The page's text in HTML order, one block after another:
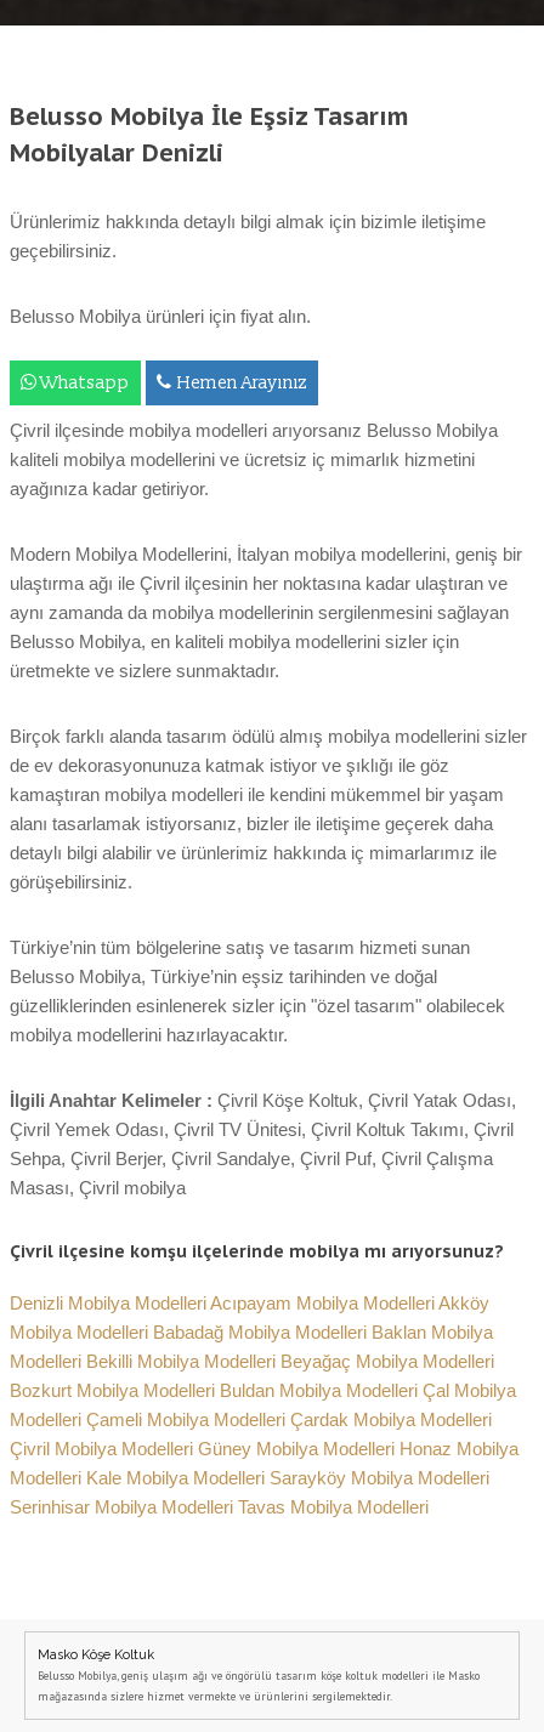
Belusso Mobilya İle Eşsiz Tasarım
Mobilyalar Denizli
Ürünlerimiz hakkında detaylı bilgi almak için bizimle iletişime
geçebilirsiniz.
Belusso Mobilya ürünleri için fiyat alın.
Whatsapp Hemen Arayınız
Çivril ilçesinde mobilya modelleri arıyorsanız Belusso Mobilya
kaliteli mobilya modellerini ve ücretsiz iç mimarlık hizmetini
ayağınıza kadar getiriyor.
Modern Mobilya Modellerini, İtalyan mobilya modellerini, geniş bir
ulaştırma ağı ile Çivril ilçesinin her noktasına kadar ulaştıran ve
aynı zamanda da mobilya modellerinin sergilenmesini sağlayan
Belusso Mobilya, en kaliteli mobilya modellerini sizler için
üretmekte ve sizlere sunmaktadır.
Birçok farklı alanda tasarım ödülü almış mobilya modellerini sizler
de ev dekorasyonunuza katmak istiyor ve şıklığı ile göz
kamaştıran mobilya modelleri ile kendini mükemmel bir yaşam
alanı tasarlamak istiyorsanız, bizler ile iletişime geçerek daha
detaylı bilgi alabilir ve ürünlerimiz hakkında iç mimarlarımız ile
görüşebilirsiniz.
Türkiye’nin tüm bölgelerine satış ve tasarım hizmeti sunan
Belusso Mobilya, Türkiye’nin eşsiz tarihinden ve doğal
güzelliklerinden esinlenerek sizler için "özel tasarım" olabilecek
mobilya modellerini hazırlayacaktır.
İlgili Anahtar Kelimeler : Çivril Köşe Koltuk, Çivril Yatak Odası,
Çivril Yemek Odası, Çivril TV Ünitesi, Çivril Koltuk Takımı, Çivril
Sehpa, Çivril Berjer, Çivril Sandalye, Çivril Puf, Çivril Çalışma
Masası, Çivril mobilya
Çivril ilçesine komşu ilçelerinde mobilya mı arıyorsunuz?
Denizli Mobilya ModelleriAcıpayam Mobilya ModelleriAkköy
Mobilya Modelleri Babadağ Mobilya Modelleri Baklan Mobilya
Modelleri Bekilli Mobilya Modelleri Beyağaç Mobilya Modelleri
Bozkurt Mobilya Modelleri Buldan Mobilya Modelleri Çal Mobilya
Modelleri Çameli Mobilya Modelleri Çardak Mobilya Modelleri
Çivril Mobilya Modelleri Güney Mobilya Modelleri Honaz Mobilya
Modelleri Kale Mobilya Modelleri Sarayköy Mobilya Modelleri
Serinhisar Mobilya Modelleri Tavas Mobilya Modelleri
Masko Köşe Koltuk
Belusso Mobilya, geniş ulaşım ağı ve öngörülü tasarım köşe koltuk modelleri ile Masko
mağazasında sizlere hizmet vermekte ve ürünlerini sergilemektedir.